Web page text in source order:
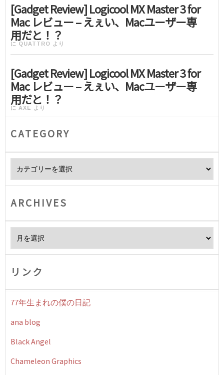
[Gadget Review] Logicool MX Master 3 for
Mac レビュー – えぇい、Macユーザー専
用だと！？
に QUATTRO より
[Gadget Review] Logicool MX Master 3 for
Mac レビュー – えぇい、Macユーザー専
用だと！？
に AXE より
CATEGORY
ARCHIVES
リンク
77年生まれの僕の日記
ana blog
Black Angel
Chameleon Graphics